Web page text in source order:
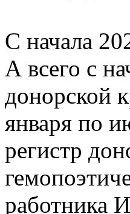
С начала
А всего с
донорской
января по
регистр
работника